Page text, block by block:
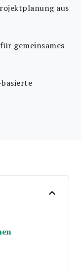
aus
gemeinsames